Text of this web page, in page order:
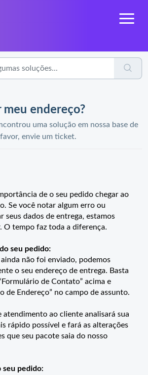
meu endereço?
uma solução em nossa base de
envie um ticket.
de o seu pedido chegar ao
Se você notar algum erro ou
seus dados de entrega, estamos
O tempo faz toda a diferença.
seu pedido:
não foi enviado, podemos
o seu endereço de entrega. Basta
de Contato” acima e
de Endereço” no campo de assunto.
atendimento ao cliente analisará sua
rápido possível e fará as alterações
que seu pacote saia do nosso
seu pedido: